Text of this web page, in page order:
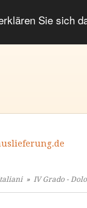
Sie sich
» IV Grado -